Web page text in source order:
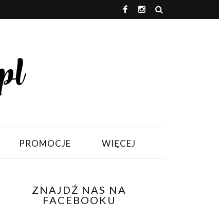
PROMOCJE WIĘCEJ
ZNAJDŹ NAS NA
FACEBOOKU